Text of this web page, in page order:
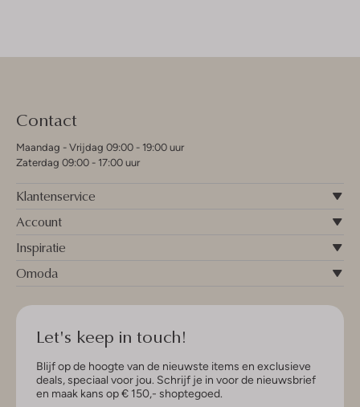
Contact
Maandag - Vrijdag 09:00 - 19:00 uur
Zaterdag 09:00 - 17:00 uur
Klantenservice
Account
Inspiratie
Omoda
Let's keep in touch!
Blijf op de hoogte van de nieuwste items en exclusieve
deals, speciaal voor jou. Schrijf je in voor de nieuwsbrief
en maak kans op € 150,- shoptegoed.